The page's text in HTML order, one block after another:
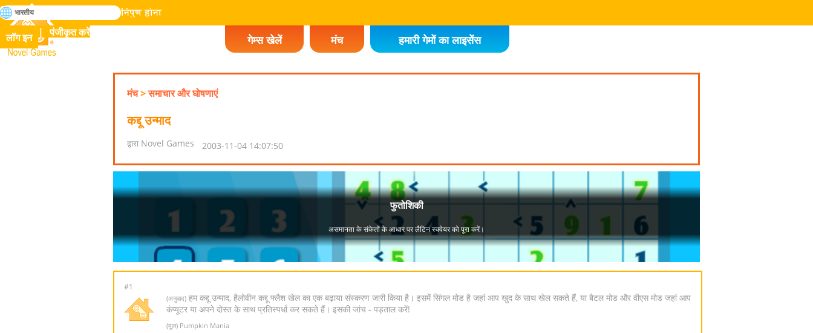
Novel Games
मानव इतिहास में सभी गेम में निपुण होना
खोजे
गेम्स खेलें मंच हमारी गेमों का लाइसेंस
लॉग इन पंजीकृत करें
भारतीय
मंच>समाचार और घोषणाएं
कद्दू उन्माद
द्वारा Novel Games 2003-11-04 14:07:50
#1
(अनुवाद) हम कद्दू उन्माद, हैलोवीन कद्दू फ्लैश खेल का एक बढ़ाया संस्करण जारी किया है। इसमें सिंगल मोड है जहां आप खुद के साथ खेल सकते हैं, या बैटल मोड और वीएस मोड जहां आप
कंप्यूटर या अपने दोस्त के साथ प्रतिस्पर्धा कर सकते हैं। इसकी जांच - पड़ताल करें!
(मूल) Pumpkin Mania